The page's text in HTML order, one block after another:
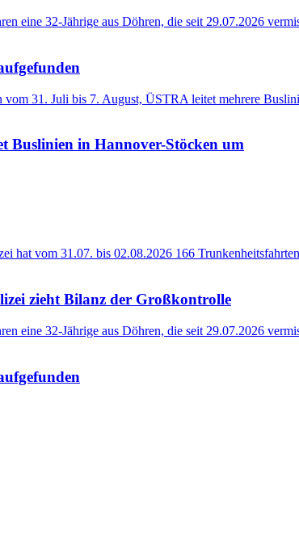
Buslinien in Hannover-Stöcken um
zieht Bilanz der Großkontrolle